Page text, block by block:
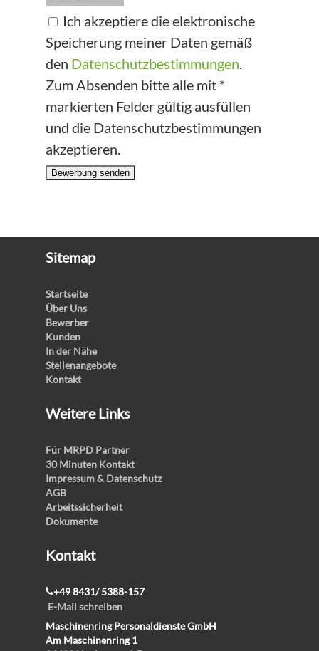
Ich akzeptiere die elektronische
Speicherung meiner Daten gemäß
den Datenschutzbestimmungen.
Zum Absenden bitte alle mit *
markierten Felder gültig ausfüllen
und die Datenschutzbestimmungen
akzeptieren.
Bewerbung senden
Sitemap
Startseite
Über Uns
Bewerber
Kunden
In der Nähe
Stellenangebote
Kontakt
Weitere Links
Für MRPD Partner
30 Minuten Kontakt
Impressum & Datenschutz
AGB
Arbeitssicherheit
Dokumente
Kontakt
+49 8431/ 5388-157
E-Mail schreiben
Maschinenring Personaldienste GmbH
Am Maschinenring 1